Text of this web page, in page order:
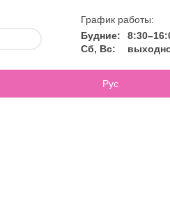
График работы:
Будние:
Сб, Вс:
Рус